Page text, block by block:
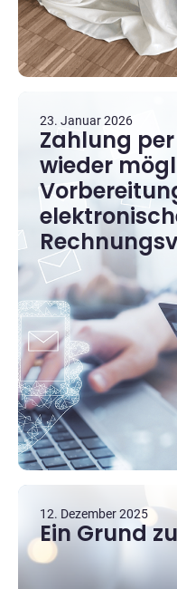
23. Januar 2026
Zahlung
wieder
12. Dezember 2025
Ein Grund